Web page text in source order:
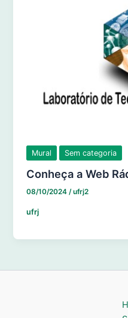
Mural Sem categoria
Conheça a Web
08/10/2024/ufrj2
ufrj